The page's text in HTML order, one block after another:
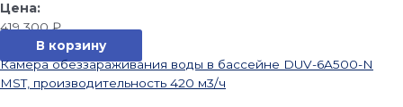
419 300₽
В корзину
Камера обеззараживания воды в бассейне DUV-6A500-N
MST, производительность 420 м3/ч